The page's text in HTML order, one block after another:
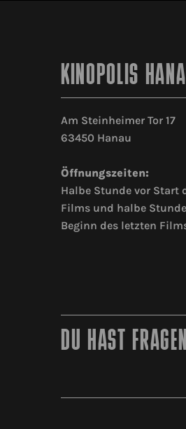
KINOPOLIS
Am Steinheimer Tor 17
63450 Hanau
Öffnungszeiten:
Halbe Stunde vor Start
Films und halbe
Beginn des letzten
DU HAST